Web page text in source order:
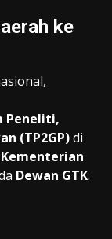
ke
Peneliti,
(TP2GP)di
Kementerian
Dewan GTK.